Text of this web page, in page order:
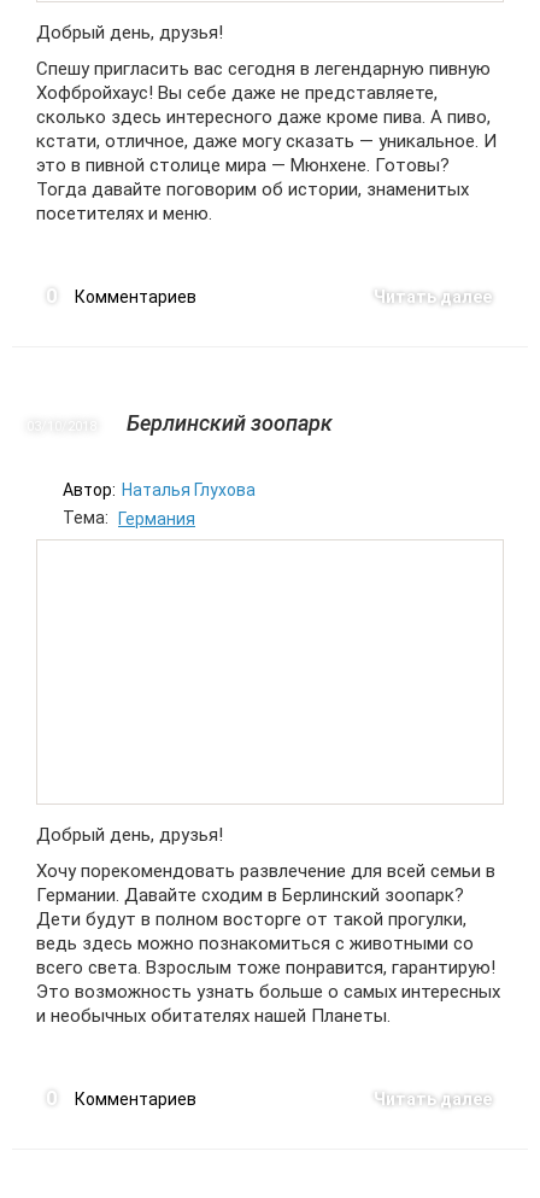
Добрый день, друзья!
Спешу пригласить вас сегодня в легендарную пивную
Хофбройхаус! Вы себе даже не представляете,
сколько здесь интересного даже кроме пива. А пиво,
кстати, отличное, даже могу сказать — уникальное. И
это в пивной столице мира — Мюнхене. Готовы?
Тогда давайте поговорим об истории, знаменитых
посетителях и меню.
0 Комментариев Читать далее
Берлинский зоопарк
Автор: Наталья Глухова
Тема:
Германия
Добрый день, друзья!
Хочу порекомендовать развлечение для всей семьи в
Германии. Давайте сходим в Берлинский зоопарк?
Дети будут в полном восторге от такой прогулки,
ведь здесь можно познакомиться с животными со
всего света. Взрослым тоже понравится, гарантирую!
Это возможность узнать больше о самых интересных
и необычных обитателях нашей Планеты.
0 Комментариев Читать далее